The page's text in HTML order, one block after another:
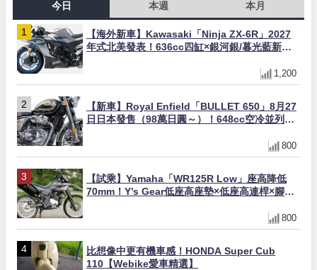
今日 本週 本月
【海外新車】Kawasaki「Ninja ZX-6R」2027
年式北美發表！636cc四缸×銀河銀/暮光藍新色
1,200
【新車】Royal Enfield「BULLET 650」8月27
日日本發售（98萬日圓～）！648cc空冷並列雙
800
【試乘】Yamaha「WR125R Low」座高降低
70mm！Y’s Gear低座高座墊×低座高連桿×腳踏
800
比想像中更有機車感！HONDA Super Cub
110【Webike愛車精選】